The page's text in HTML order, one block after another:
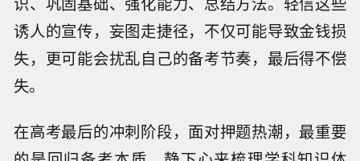
诱人的宣传，妄图走捷径，不仅可能导致金钱损
失，更可能会扰乱自己的备考节奏，最后得不偿
失。
在高考最后的冲刺阶段，面对押题热潮，最重要